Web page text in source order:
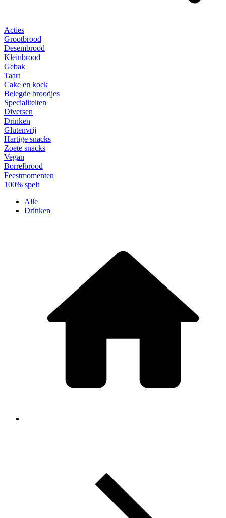
Acties
Grootbrood
Desembrood
Kleinbrood
Gebak
Taart
Cake en koek
Belegde broodjes
Specialiteiten
Diversen
Drinken
Glutenvrij
Hartige snacks
Zoete snacks
Vegan
Borrelbrood
Feestmomenten
100% spelt
Alle
Drinken